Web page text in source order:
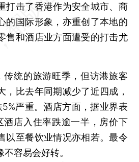
打击了香港作为安全城市、商
的国际形象，亦重创了本地的
售和酒店业方面遭受的打击尤
统的旅游旺季，但访港旅客
，比去年同期减少了近四成，
严重。酒店方面，据业界表
酒店入住率跌逾一半，房价下
以至餐饮业情况亦相若。最令
容易会好转。